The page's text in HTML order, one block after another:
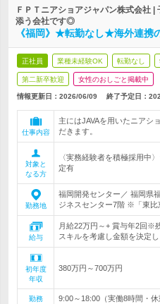
ＦＰＴニアショアジャパン株式会社
添う会社です◎
《福岡》★転勤なし★海外連携
正社員 業種未経験OK 転勤なし
第二新卒歓迎 女性のおしごと掲載中
情報更新日：2026/06/09 終了予定日：
仕事内容
主にはJAVAを用いたニアシ
だきます。
対象と
なる方
〈実務経験者を積極採用中
定有
勤務地
福岡開発センター／ 福岡県
ジネスセンター7階 ※「東比
給与
月給22万円～+ 賞与年2回※
スキルを考慮し金額を決定
初年度
年収
380万円～700万円
勤務
9:00～18:00（実働8時間・